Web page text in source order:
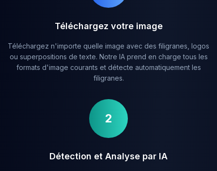
Téléchargez votre image
Téléchargez n'importe quelle image avec des filigranes, logos
ou superpositions de texte. Notre IA prend en charge tous les
formats d'image courants et détecte automatiquement les
filigranes.
2
Détection et Analyse par IA